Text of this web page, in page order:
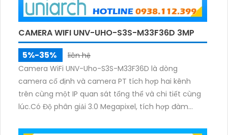
CAMERA WIFI UNV-UHO-S3S-M33F36D 3MP
5%-35%
liên hệ
Camera WiFi UNV-Uho-S3S-M33F36D là dòng
camera cố định và camera PT tích hợp hai kênh
trên cùng một IP quan sát tổng thể và chi tiết cùng
lúc.Có Độ phân giải 3.0 Megapixel, tích hợp đàm
sáng ấm lên đến 10m.